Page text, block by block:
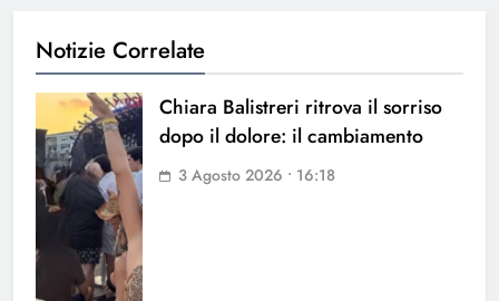
Notizie Correlate
Chiara Balistreri ritrova il sorriso
dopo il dolore: il cambiamento
3 Agosto 2026 • 16:18